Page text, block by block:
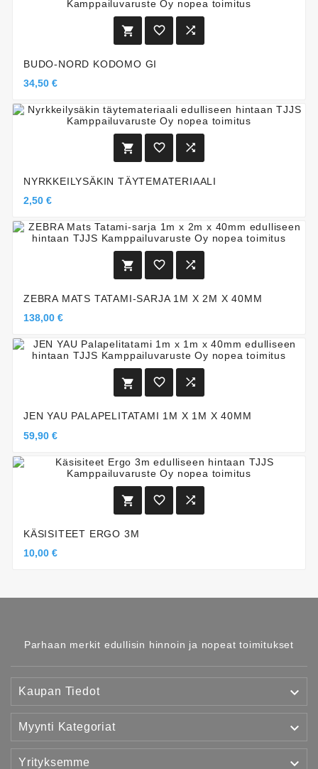
  
BUDO-NORD KODOMO GI
34,50 €
  
NYRKKEILYSÄKIN TÄYTEMATERIAALI
2,50 €
  
ZEBRA MATS TATAMI-SARJA 1M X 2M X 40MM
138,00 €
  
JEN YAU PALAPELITATAMI 1M X 1M X 40MM
59,90 €
  
KÄSISITEET ERGO 3M
10,00 €
Parhaan merkit edullisin hinnoin ja nopeat toimitukset
Kaupan Tiedot 
Myynti Kategoriat 
Yrityksemme 